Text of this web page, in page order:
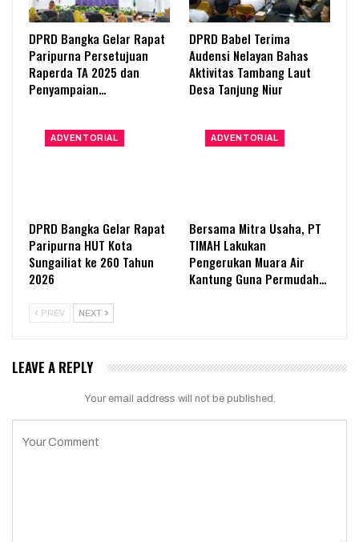
DPRD Bangka Gelar Rapat
Paripurna Persetujuan
Raperda TA 2025 dan
Penyampaian…
DPRD Babel Terima
Audensi Nelayan Bahas
Aktivitas Tambang Laut
Desa Tanjung Niur
ADVENTORIAL
DPRD Bangka Gelar Rapat
Paripurna HUT Kota
Sungailiat ke 260 Tahun
2026
ADVENTORIAL
Bersama Mitra Usaha, PT
TIMAH Lakukan
Pengerukan Muara Air
Kantung Guna Permudah…
PREV NEXT
LEAVE A REPLY
Your email address will not be published.